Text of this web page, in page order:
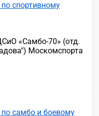
спортивному
«Самбо-70» (отд.
Москомспорта
самбо и боевому